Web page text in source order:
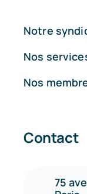
Notre
Nos
Nos
Contact
75